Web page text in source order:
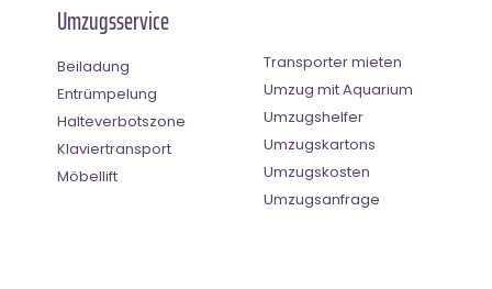
Umzugsservice
Beiladung
Entrümpelung
Halteverbotszone
Klaviertransport
Möbellift
Transporter mieten
Umzug mit Aquarium
Umzugshelfer
Umzugskartons
Umzugskosten
Umzugsanfrage